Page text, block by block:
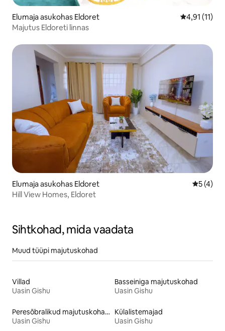
Elumaja asukohas Eldoret Keskmine
4,91 (11)
Majutus Eldoreti linnas
Elumaja asukohas Eldoret
5 (4)
Hill View Homes, Eldoret
Sihtkohad, mida vaadata
Muud tüüpi majutuskohad
Villad
Uasin Gishu
Basseiniga majutuskohad
Uasin Gishu
Peresõbralikud majutuskohad
Uasin Gishu
Külalistemajad
Uasin Gishu